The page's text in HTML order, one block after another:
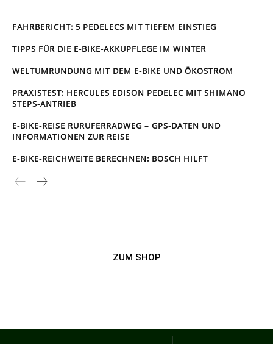
FAHRBERICHT: 5 PEDELECS MIT TIEFEM EINSTIEG
TIPPS FÜR DIE E-BIKE-AKKUPFLEGE IM WINTER
WELTUMRUNDUNG MIT DEM E-BIKE UND ÖKOSTROM
PRAXISTEST: HERCULES EDISON PEDELEC MIT SHIMANO
STEPS-ANTRIEB
E-BIKE-REISE RUR­UFER­RAD­WEG – GPS-DATEN UND
INFORMATIONEN ZUR REISE
E-BIKE-REICHWEITE BERECHNEN: BOSCH HILFT
ZUM SHOP